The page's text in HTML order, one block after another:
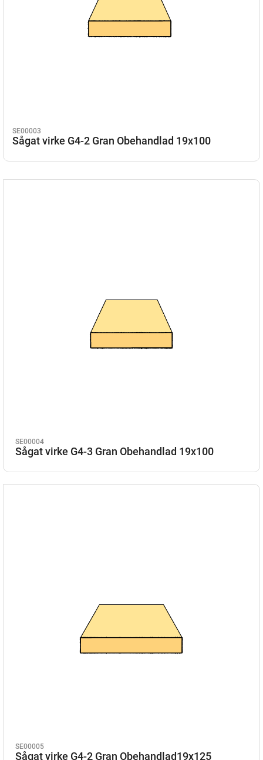
SE00003
Sågat virke G4-2 Gran Obehandlad 19x100
SE00004
Sågat virke G4-3 Gran Obehandlad 19x100
SE00005
Sågat virke G4-2 Gran Obehandlad19x125